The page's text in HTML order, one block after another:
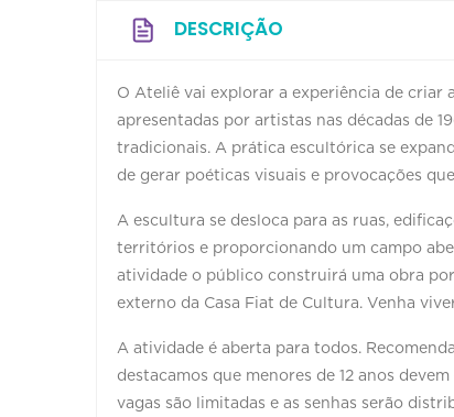
DESCRIÇÃO
O Ateliê vai explorar a experiência de criar
apresentadas por artistas nas décadas de
tradicionais. A prática escultórica se
de gerar poéticas visuais e provocações
A escultura se desloca para as ruas,
territórios e proporcionando um campo
atividade o público construirá uma obra
externo da Casa Fiat de Cultura. Venha
A atividade é aberta para todos.
destacamos que menores de 12 anos
vagas são limitadas e as senhas serão